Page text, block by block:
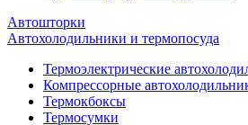
Автошторки
Автохолодильники и термопосуда
Термоэлектрические
Компрессорные
Термокбоксы
Термосумки